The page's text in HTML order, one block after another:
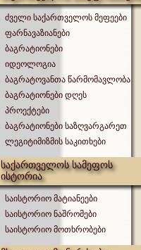
ძველი საქართველოს მეფეები
ფარნავაზიანები
ბაგრატიონები
იდეოლოგია
ბაგრატოვანთა წარმომავლობა
ბაგრატიონები დღეს
პროექტები
ბაგრატიონები საზღვარგარეთ
ლეგიტიმიზმის საკითხები
საქართველოს სამეფოს
ისტორია
საისტორიო მატიანეები
საისტორიო ნაშრომები
საისტორიო მოთხრობები